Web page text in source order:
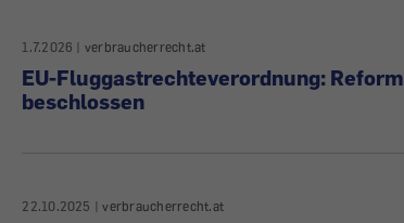
1.7.2026 | verbraucherrecht.at
EU-Fluggastrechteverordnung: Reform
beschlossen
22.10.2025 |verbraucherrecht.at